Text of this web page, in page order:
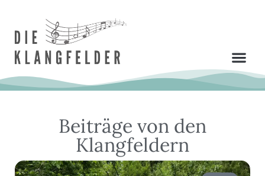
Beiträge von den
Klangfeldern